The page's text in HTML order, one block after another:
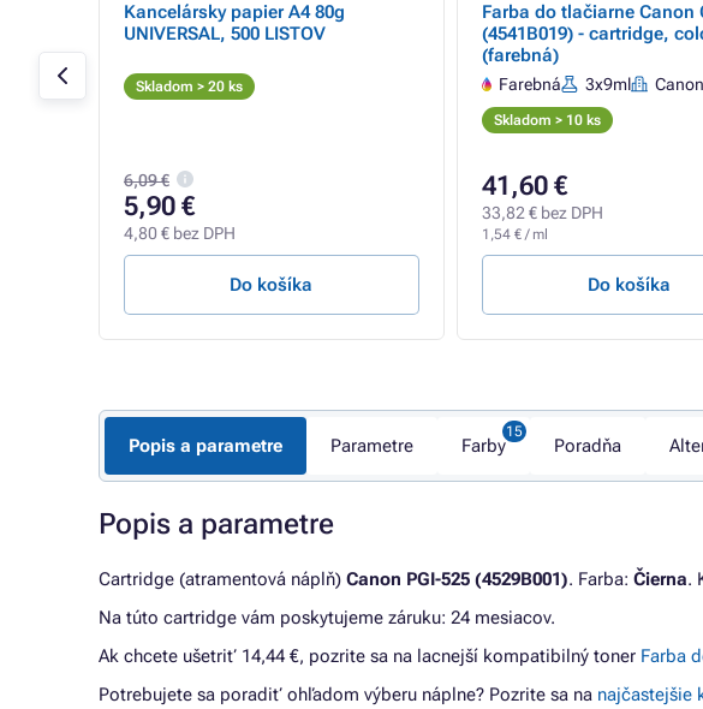
Kancelársky papier A4 80g
UNIVERSAL, 500 LISTOV
Skladom > 20 ks
6,09 €
5,90 €
4,80 € bez DPH
Do košíka
Farba do tlačiarne Canon
(4541B019) - cartridge,
(farebná)
Farebná 3x9ml Canon
Skladom > 10 ks
41,60 €
33,82 € bez DPH
1,54 € / ml
Do košíka
Popis a parametre Parametre Farby Poradňa
Popis a parametre
Cartridge (atramentová náplň) Canon PGI-525 (4529B001). Farba: Čierna.
Na túto cartridge vám poskytujeme záruku: 24 mesiacov.
Ak chcete ušetriť 14,44 €, pozrite sa na lacnejší kompatibilný toner Farba
Potrebujete sa poradiť ohľadom výberu náplne? Pozrite sa na najčastejšie